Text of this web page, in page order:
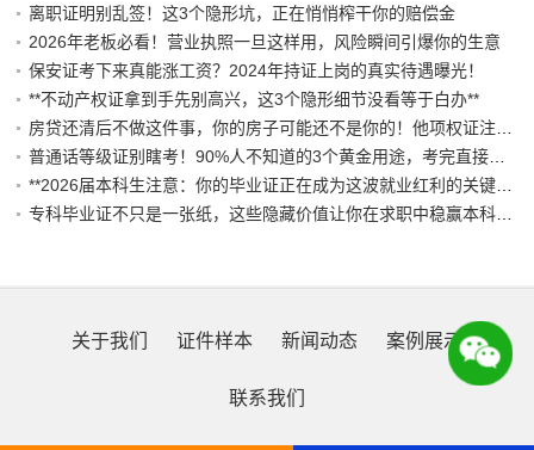
离职证明别乱签！这3个隐形坑，正在悄悄榨干你的赔偿金
2026年老板必看！营业执照一旦这样用，风险瞬间引爆你的生意
保安证考下来真能涨工资？2024年持证上岗的真实待遇曝光！
**不动产权证拿到手先别高兴，这3个隐形细节没看等于白办**
关于我们 证件样本 新闻动态 案例展示
联系我们